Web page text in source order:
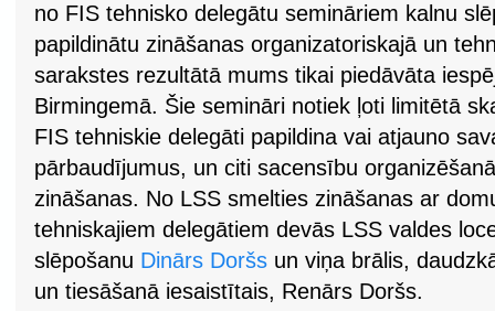
no FIS tehnisko delegātu semināriem kalnu
papildinātu zināšanas organizatoriskajā un
sarakstes rezultātā mums tikai piedāvāta
Birmingemā. Šie semināri notiek ļoti limitētā
FIS tehniskie delegāti papildina vai atjauno
pārbaudījumus, un citi sacensību
zināšanas. No LSS smelties zināšanas ar
tehniskajiem delegātiem devās LSS valdes
slēpošanu Dinārs Doršs un viņa brālis,
un tiesāšanā iesaistītais, Renārs Doršs.